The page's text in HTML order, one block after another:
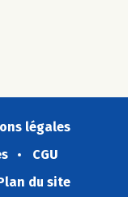
légales
CGU
du site